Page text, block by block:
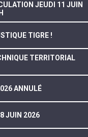
JEUDI 11 JUIN
TIGRE !
TERRITORIAL
ANNULÉ
JUIN 2026